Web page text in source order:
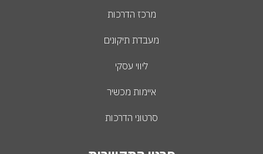
מרכז הדרכות
מעבדת תיקונים
ליווי עסקי
איימות מכשיר
סרטוני הדרכות